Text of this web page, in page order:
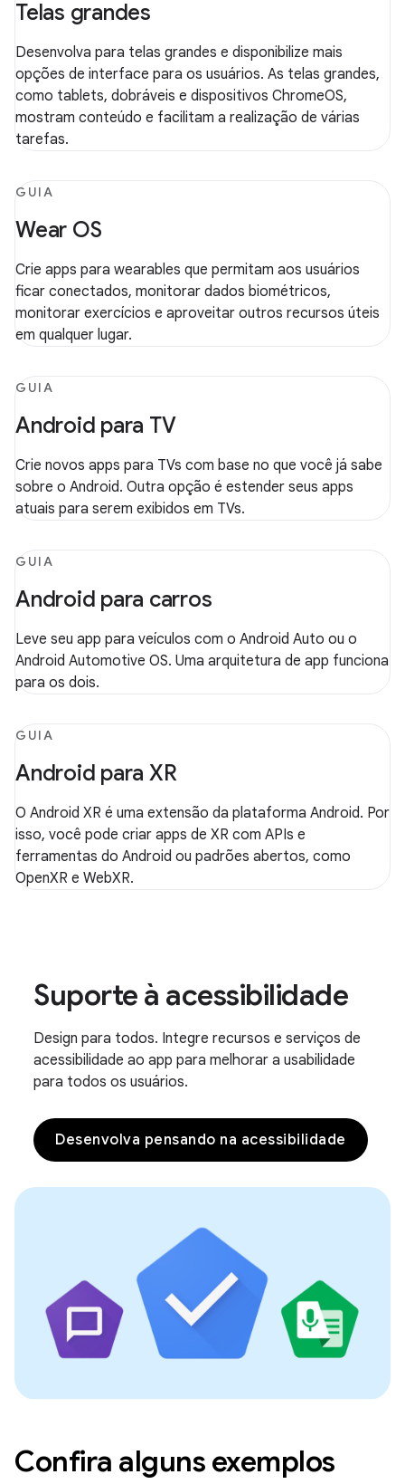
Telas grandes
Desenvolva para telas grandes e disponibilize mais
opções de interface para os usuários. As telas grandes,
como tablets, dobráveis e dispositivos ChromeOS,
mostram conteúdo e facilitam a realização de várias
tarefas.
GUIA
Wear OS
Crie apps para wearables que permitam aos usuários
ficar conectados, monitorar dados biométricos,
monitorar exercícios e aproveitar outros recursos úteis
em qualquer lugar.
GUIA
Android para TV
Crie novos apps para TVs com base no que você já sabe
sobre o Android. Outra opção é estender seus apps
atuais para serem exibidos em TVs.
GUIA
Android para carros
Leve seu app para veículos com o Android Auto ou o
Android Automotive OS. Uma arquitetura de app funciona
para os dois.
GUIA
Android para XR
O Android XR é uma extensão da plataforma Android. Por
isso, você pode criar apps de XR com APIs e
ferramentas do Android ou padrões abertos, como
OpenXR e WebXR.
Suporte à acessibilidade
Design para todos. Integre recursos e serviços de
acessibilidade ao app para melhorar a usabilidade
para todos os usuários.
Desenvolva pensando na acessibilidade
Confira alguns exemplos